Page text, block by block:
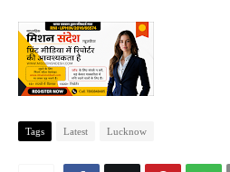
Tags Latest Lucknow